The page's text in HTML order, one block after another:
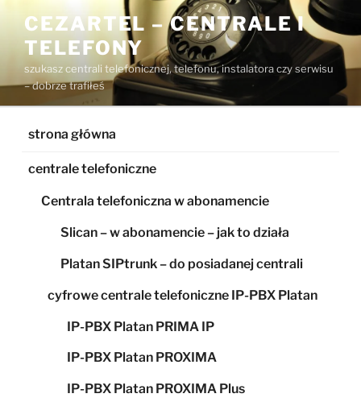
treści
CEZARTEL – CENTRALE I
TELEFONY
szukasz centrali telefonicznej, telefonu, instalatora czy serwisu
– dobrze trafiłeś
strona główna
centrale telefoniczne
Centrala telefoniczna w abonamencie
Slican – w abonamencie – jak to działa
Platan SIPtrunk – do posiadanej centrali
cyfrowe centrale telefoniczne IP-PBX Platan
IP-PBX Platan PRIMA IP
IP-PBX Platan PROXIMA
IP-PBX Platan PROXIMA Plus